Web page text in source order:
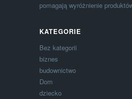
pomagają wyróżnienie
KATEGORIE
Bez kategorii
biznes
budownictwo
Dom
dziecko